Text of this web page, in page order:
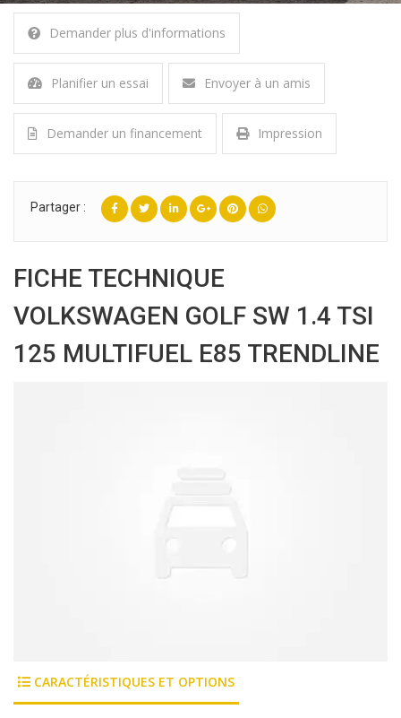
Demander plus d'informations
Planifier un essai Envoyer à un amis
Demander un financement Impression
Partager :
FICHE TECHNIQUE
VOLKSWAGEN GOLF SW 1.4 TSI
125 MULTIFUEL E85 TRENDLINE
CARACTÉRISTIQUES ET OPTIONS